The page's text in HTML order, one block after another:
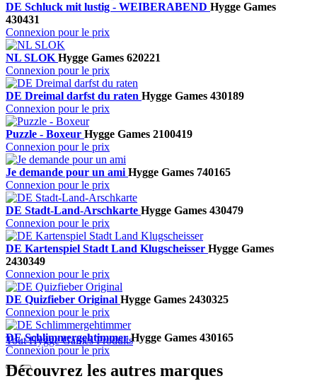
DE Schluck mit lustig - WEIBERABEND Hygge Games
430431
Connexion pour le prix
NL SLOKHygge Games 620221
Connexion pour le prix
DE Dreimal darfst du raten Hygge Games 430189
Connexion pour le prix
Puzzle - Boxeur Hygge Games 2100419
Connexion pour le prix
Je demande pour un amiHygge Games 740165
Connexion pour le prix
DE Stadt-Land-Arschkarte Hygge Games 430479
Connexion pour le prix
DE Kartenspiel Stadt Land Klugscheisser Hygge Games
2430349
Connexion pour le prix
DE Quizfieber Original Hygge Games 2430325
Connexion pour le prix
DE SchlimmergehtimmerHygge Games 430165
Connexion pour le prix
Tout Hygge Games Produits
Découvrez les autres marques